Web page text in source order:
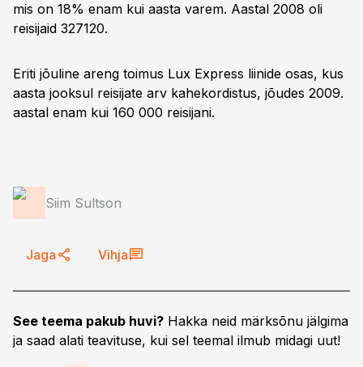
mis on 18% enam kui aasta varem. Aastal 2008 oli
reisijaid 327120.
Eriti jõuline areng toimus Lux Express liinide osas, kus
aasta jooksul reisijate arv kahekordistus, jõudes 2009.
aastal enam kui 160 000 reisijani.
Siim Sultson
Jaga Vihja
See teema pakub huvi? Hakka neid märksõnu jälgima
ja saad alati teavituse, kui sel teemal ilmub midagi uut!